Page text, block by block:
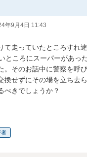
年9月4日 11:43
走っていたところすれ
ところにスーパーがあっ
そのお話中に警察を呼
換せずにその場を立ち去
べきでしょうか？
者